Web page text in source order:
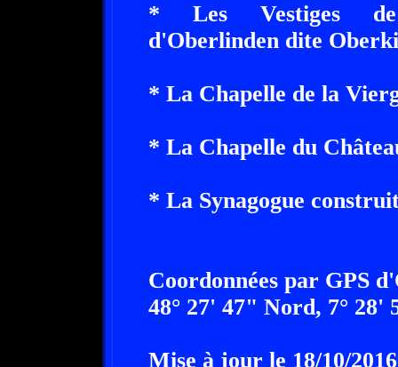
* Les Vestiges de
d'Oberlinden dite
* La Chapelle de la
* La Chapelle du
* La Synagogue
Coordonnées par GPS
48° 27' 47" Nord, 7° 28'
Mise à jour le 18/10/